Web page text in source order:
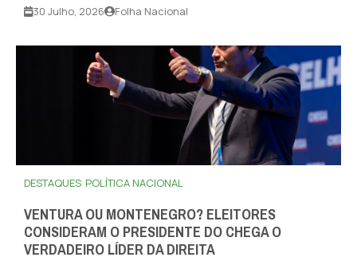
30 Julho, 2026 Folha Nacional
DESTAQUES POLÍTICA NACIONAL
VENTURA OU MONTENEGRO? ELEITORES
CONSIDERAM O PRESIDENTE DO CHEGA O
VERDADEIRO LÍDER DA DIREITA